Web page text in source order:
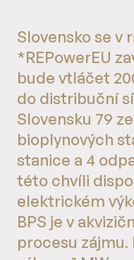
Slovensko se v
*REPowerEU
bude vtláčet
do distribuční
Slovensku 79
bioplynových
stanice a 4
této chvíli
elektrickém
BPS je v
procesu zájmu.